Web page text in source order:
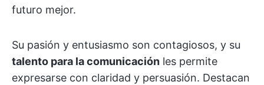
futuro mejor.
Su pasión y entusiasmo son contagiosos, y su
talento para la comunicación les permite
expresarse con claridad y persuasión. Destacan